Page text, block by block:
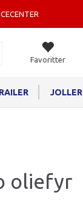
Favoritter
JOLLER
oliefyr